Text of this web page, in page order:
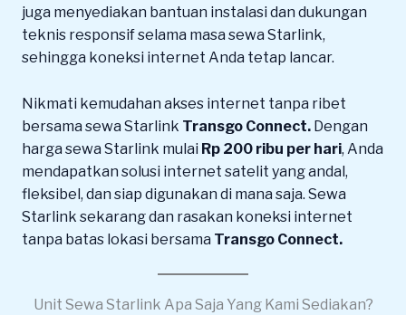
juga menyediakan bantuan instalasi dan dukungan
teknis responsif selama masa sewa Starlink,
sehingga koneksi internet Anda tetap lancar.
Nikmati kemudahan akses internet tanpa ribet
bersama sewa Starlink Transgo Connect. Dengan
harga sewa Starlink mulai Rp 200 ribu per hari, Anda
mendapatkan solusi internet satelit yang andal,
fleksibel, dan siap digunakan di mana saja. Sewa
Starlink sekarang dan rasakan koneksi internet
tanpa batas lokasi bersama Transgo Connect.
Unit Sewa Starlink Apa Saja Yang Kami Sediakan?